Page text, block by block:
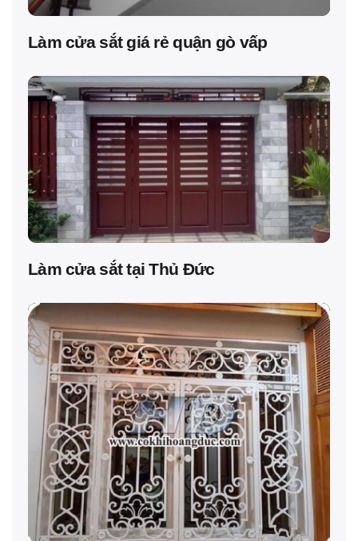
Làm cửa sắt giá rẻ quận gò vấp
Làm cửa sắt tại Thủ Đức